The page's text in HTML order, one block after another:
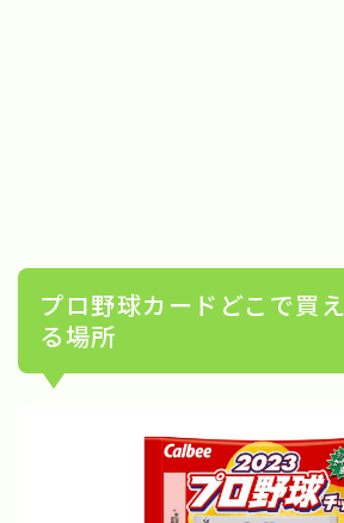
プロ野球カードどこで買
る場所